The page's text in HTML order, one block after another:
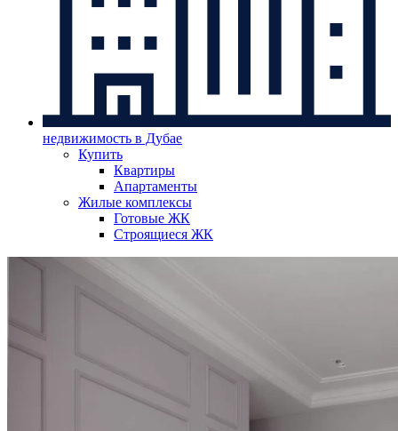
недвижимость в Дубае
Купить
Квартиры
Апартаменты
Жилые комплексы
Готовые ЖК
Строящиеся ЖК